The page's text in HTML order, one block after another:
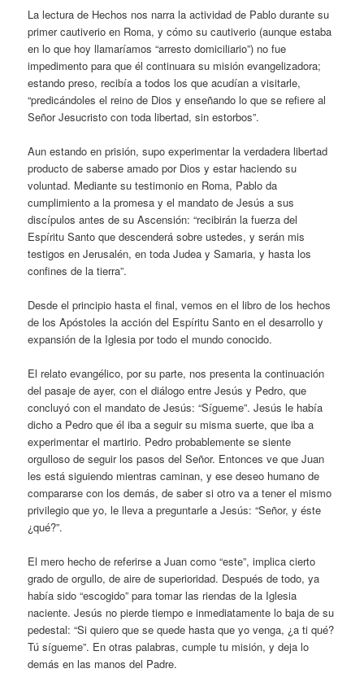
La lectura de Hechos nos narra la actividad de Pablo durante su
primer cautiverio en Roma, y cómo su cautiverio (aunque estaba
en lo que hoy llamaríamos “arresto domiciliario”) no fue
impedimento para que él continuara su misión evangelizadora;
estando preso, recibía a todos los que acudían a visitarle,
“predicándoles el reino de Dios y enseñando lo que se refiere al
Señor Jesucristo con toda libertad, sin estorbos”.
Aun estando en prisión, supo experimentar la verdadera libertad
producto de saberse amado por Dios y estar haciendo su
voluntad. Mediante su testimonio en Roma, Pablo da
cumplimiento a la promesa y el mandato de Jesús a sus
discípulos antes de su Ascensión: “recibirán la fuerza del
Espíritu Santo que descenderá sobre ustedes, y serán mis
testigos en Jerusalén, en toda Judea y Samaria, y hasta los
confines de la tierra”.
Desde el principio hasta el final, vemos en el libro de los hechos
de los Apóstoles la acción del Espíritu Santo en el desarrollo y
expansión de la Iglesia por todo el mundo conocido.
El relato evangélico, por su parte, nos presenta la continuación
del pasaje de ayer, con el diálogo entre Jesús y Pedro, que
concluyó con el mandato de Jesús: “Sígueme”. Jesús le había
dicho a Pedro que él iba a seguir su misma suerte, que iba a
experimentar el martirio. Pedro probablemente se siente
orgulloso de seguir los pasos del Señor. Entonces ve que Juan
les está siguiendo mientras caminan, y ese deseo humano de
compararse con los demás, de saber si otro va a tener el mismo
privilegio que yo, le lleva a preguntarle a Jesús: “Señor, y éste
¿qué?”.
El mero hecho de referirse a Juan como “este”, implica cierto
grado de orgullo, de aire de superioridad. Después de todo, ya
había sido “escogido” para tomar las riendas de la Iglesia
naciente. Jesús no pierde tiempo e inmediatamente lo baja de su
pedestal: “Si quiero que se quede hasta que yo venga, ¿a ti qué?
Tú sígueme”. En otras palabras, cumple tu misión, y deja lo
demás en las manos del Padre.